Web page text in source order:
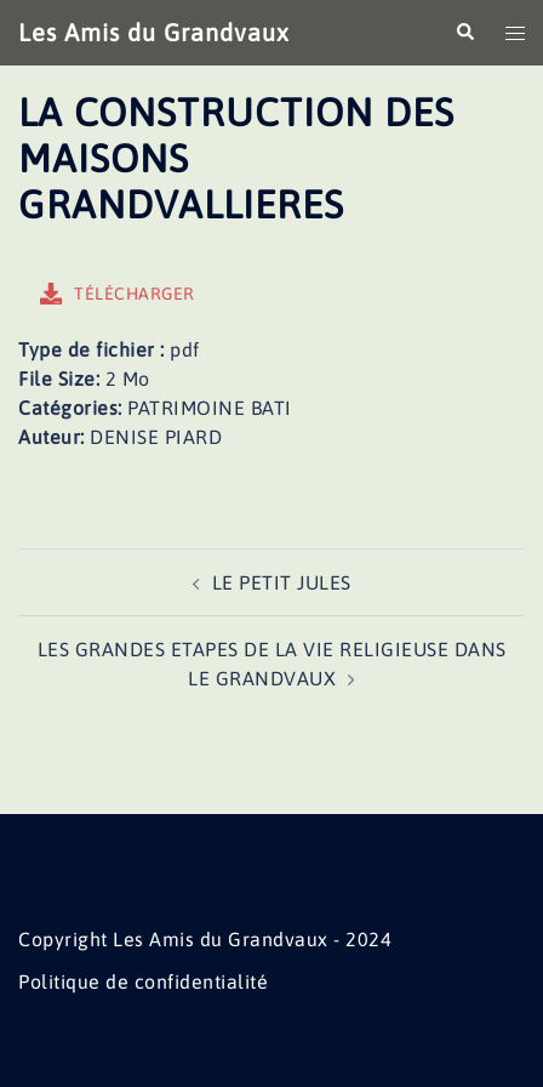
au
contenu
Les Amis du Grandvaux
le
LA CONSTRUCTION DES
MAISONS
GRANDVALLIERES
TÉLÉCHARGER
Type de fichier : pdf
File Size: 2 Mo
Catégories: PATRIMOINE BATI
Auteur: DENISE PIARD
LE PETIT JULES
LES GRANDES ETAPES DE LA VIE RELIGIEUSE DANS
LE GRANDVAUX
Copyright Les Amis du Grandvaux - 2024
Politique de confidentialité